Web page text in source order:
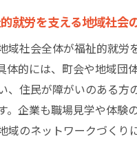
地域連携室が果たす役割
域連携室が担う福祉的就
祉的就労を支援する連携
立総合医療センター地
談窓口としての地域連携
就労を支える地域社会
域社会全体が福祉的就労
体的には、町会や地域団
、住民が障がいのある方
。企業も職場見学や体験
域のネットワークづくり